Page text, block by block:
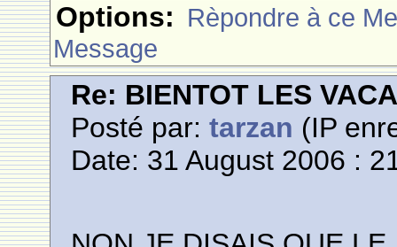
Options: Rèpondre à ce
Message
Re: BIENTOT LES
Posté par:tarzan (IP
Date: 31 August 2006 :